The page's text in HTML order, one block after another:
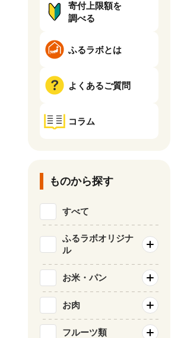
寄付上限額を
調べる
ふるラボとは
よくあるご質問
コラム
ものから探す
すべて
ふるラボオリジナ
ル
お米・パン
お肉
フルーツ類